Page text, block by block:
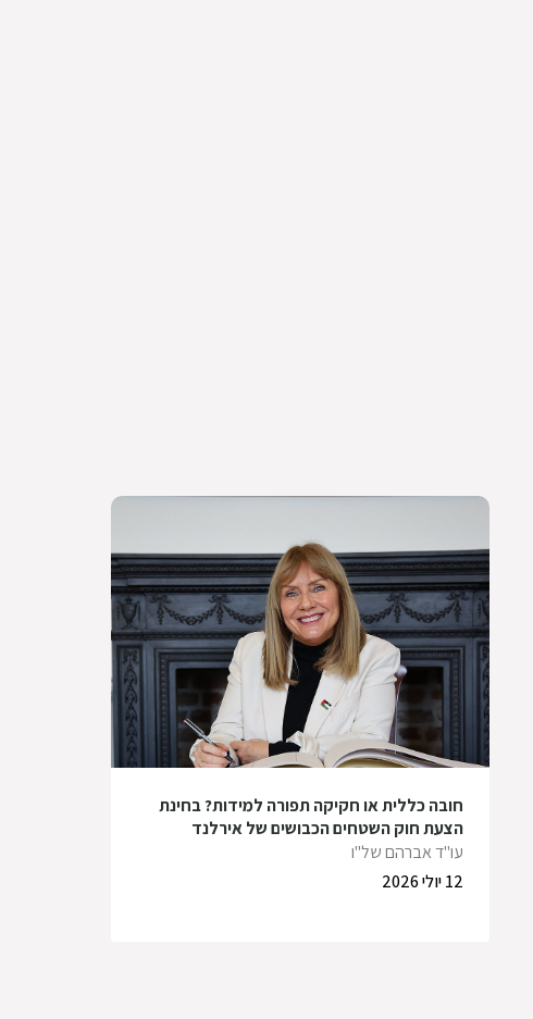
חובה כללית או חקיקה תפורה למידות? בחינת
הצעת חוק השטחים הכבושים של אירלנד
עו"ד אברהם של"ו
12 יולי 2026